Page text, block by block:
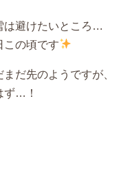
は避けたいところ…
この頃です
だ先のようですが、
ず…！